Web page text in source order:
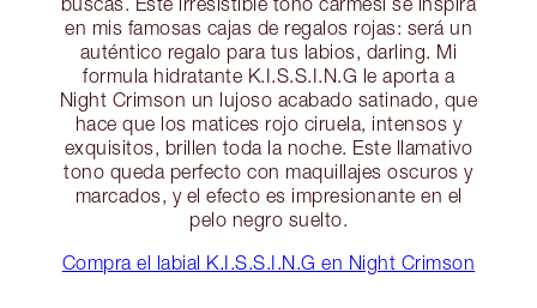
en mis famosas cajas de regalos rojas: será un
auténtico regalo para tus labios, darling. Mi
formula hidratante K.I.S.S.I.N.G le aporta a
Night Crimson un lujoso acabado satinado, que
hace que los matices rojo ciruela, intensos y
exquisitos, brillen toda la noche. Este llamativo
tono queda perfecto con maquillajes oscuros y
marcados, y el efecto es impresionante en el
pelo negro suelto.
Compra el labial K.I.S.S.I.N.G en Night Crimson